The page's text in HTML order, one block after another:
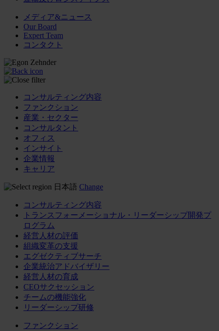
メディア&ニュース
Our Board
Expert Team
コンタクト
コンサルティング内容
ファンクション
産業・セクター
コンサルタント
オフィス
インサイト
企業情報
キャリア
日本語 Change
コンサルティング内容
トランスフォーメーショナル・リーダーシップ開発プ
ログラム
経営人材の評価
組織変革の支援
エグゼクティブサーチ
企業統治アドバイザリー
経営人材の育成
CEOサクセッション
チームの機能強化
リーダーシップ研修
ファンクション